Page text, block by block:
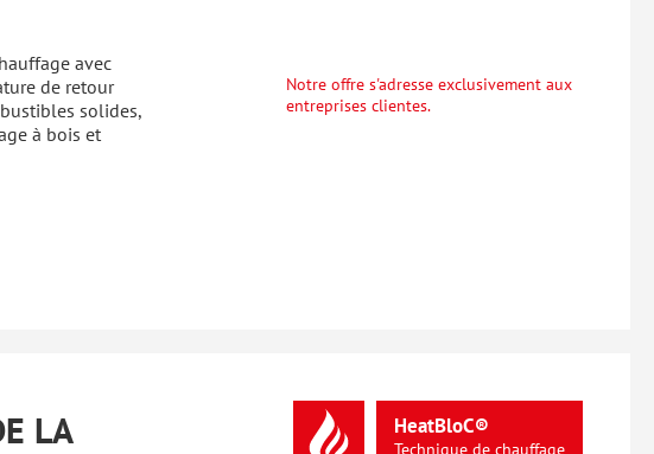
avec
de retour
solides,
à bois et
Notre offre s'adresse exclusivement aux
entreprises clientes.
LA
HeatBloC®
Technique de chauffage